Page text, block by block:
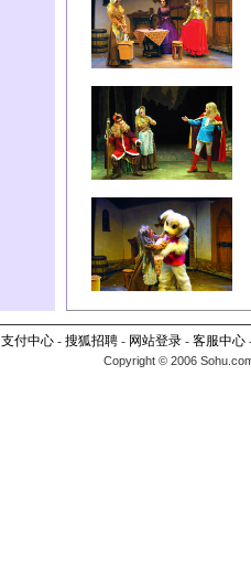
支付中心- 搜狐招聘- 网站登录- 客服中心
Copyright © 2006